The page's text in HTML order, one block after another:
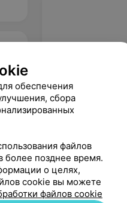
обеспечения
сбора
файлов
более позднее время.
о целях,
cookie вы можете
файлов cookie